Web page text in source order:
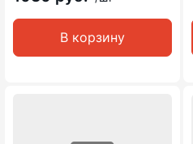
В корзину